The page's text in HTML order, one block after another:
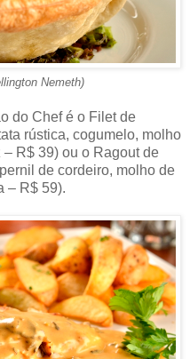
Nemeth)
do Chef é o Filet de
rústica, cogumelo, molho
R$ 39) ou o Ragout de
de cordeiro, molho de
– R$ 59).